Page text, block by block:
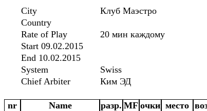
City
Клуб Маэстро
Country
Rate of Play
20 мин каждому
Start 09.02.2015
End 10.02.2015
System
Swiss
Chief Arbiter
Ким ЭД
nr Name разр. MF очки место